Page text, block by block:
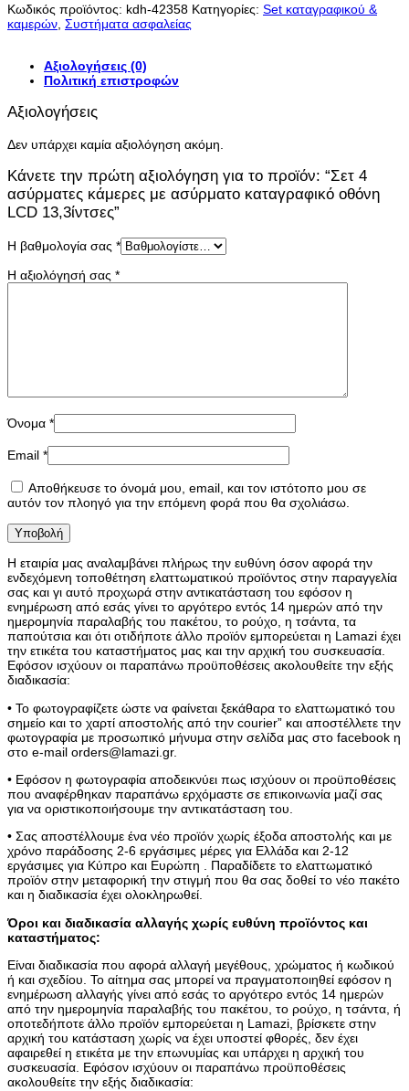
Κωδικός προϊόντος: kdh-42358 Κατηγορίες: Set καταγραφικού &
καμερών, Συστήματα ασφαλείας
Αξιολογήσεις (0)
Πολιτική επιστροφών
Αξιολογήσεις
Δεν υπάρχει καμία αξιολόγηση ακόμη.
Κάνετε την πρώτη αξιολόγηση για το προϊόν: “Σετ 4
ασύρματες κάμερες με ασύρματο καταγραφικό οθόνη
LCD 13,3ίντσες”
Η βαθμολογία σας *
Η αξιολόγησή σας *
Όνομα *
Email *
Αποθήκευσε το όνομά μου, email, και τον ιστότοπο μου σε
αυτόν τον πλοηγό για την επόμενη φορά που θα σχολιάσω.
Η εταιρία μας αναλαμβάνει πλήρως την ευθύνη όσον αφορά την
ενδεχόμενη τοποθέτηση ελαττωματικού προϊόντος στην παραγγελία
σας και γι αυτό προχωρά στην αντικατάσταση του εφόσον η
ενημέρωση από εσάς γίνει το αργότερο εντός 14 ημερών από την
ημερομηνία παραλαβής του πακέτου, το ρούχο, η τσάντα, τα
παπούτσια και ότι οτιδήποτε άλλο προϊόν εμπορεύεται η Lamazi έχει
την ετικέτα του καταστήματος μας και την αρχική του συσκευασία.
Εφόσον ισχύουν οι παραπάνω προϋποθέσεις ακολουθείτε την εξής
διαδικασία:
• Το φωτογραφίζετε ώστε να φαίνεται ξεκάθαρα το ελαττωματικό του
σημείο και το χαρτί αποστολής από την courier” και αποστέλλετε την
φωτογραφία με προσωπικό μήνυμα στην σελίδα μας στο facebook η
στο e-mail orders@lamazi.gr.
• Εφόσον η φωτογραφία αποδεικνύει πως ισχύουν οι προϋποθέσεις
που αναφέρθηκαν παραπάνω ερχόμαστε σε επικοινωνία μαζί σας
για να οριστικοποιήσουμε την αντικατάσταση του.
• Σας αποστέλλουμε ένα νέο προϊόν χωρίς έξοδα αποστολής και με
χρόνο παράδοσης 2-6 εργάσιμες μέρες για Ελλάδα και 2-12
εργάσιμες για Κύπρο και Ευρώπη . Παραδίδετε το ελαττωματικό
προϊόν στην μεταφορική την στιγμή που θα σας δοθεί το νέο πακέτο
και η διαδικασία έχει ολοκληρωθεί.
Όροι και διαδικασία αλλαγής χωρίς ευθύνη προϊόντος και
καταστήματος:
Είναι διαδικασία που αφορά αλλαγή μεγέθους, χρώματος ή κωδικού
ή και σχεδίου. Το αίτημα σας μπορεί να πραγματοποιηθεί εφόσον η
ενημέρωση αλλαγής γίνει από εσάς το αργότερο εντός 14 ημερών
από την ημερομηνία παραλαβής του πακέτου, το ρούχο, η τσάντα, ή
οποτεδήποτε άλλο προϊόν εμπορεύεται η Lamazi, βρίσκετε στην
αρχική του κατάσταση χωρίς να έχει υποστεί φθορές, δεν έχει
αφαιρεθεί η ετικέτα με την επωνυμίας και υπάρχει η αρχική του
συσκευασία. Εφόσον ισχύουν οι παραπάνω προϋποθέσεις
ακολουθείτε την εξής διαδικασία: